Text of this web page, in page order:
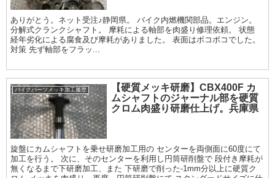
ありがとう。ネット受注♪静岡県。 バイク内燃機関部品。エンジン。
分解式クランクシャフト。 摩耗による軸部を肉盛り修理依頼。 状態
経年劣化による腐食及び摩耗がありました。 表面はボコボコでした。
対策 先ず軸部をフラッ...
バイクパーツメッキ加工履歴
【硬質メッキ研磨】CBX400F カ
ムシャフトのジャーナル部を硬質
クロム肉盛り研磨仕上げ。兵庫県
旋盤にカムシャフトを乗せ研磨加工用の センターを両側面に60度にて
加工を行う。 次に、そのセンターを利用し円筒研削盤で 段付き摩耗が
無くなるまで下研磨加工、また 下研磨で削った-1mm分以上に硬質ク